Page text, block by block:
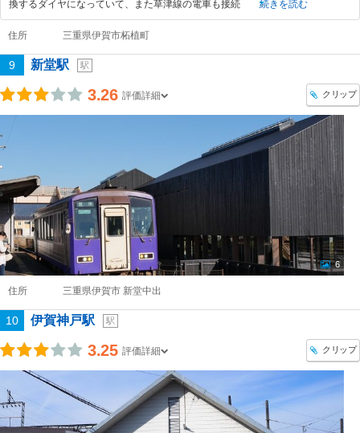
換するダイヤになっていて、また草津線の電車も接続 続きを読む
住所 三重県伊賀市柘植町
9 新堂駅 駅
3.26 評価詳細 クリップ
6
住所 三重県伊賀市 新堂中出
10 伊賀神戸駅 駅
3.25 評価詳細 クリップ